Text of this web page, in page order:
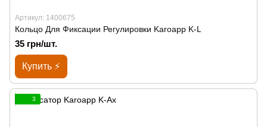
Артикул: 1400675
Кольцо Для Фиксации Регулировки Karoapp K-L
35 грн/шт.
Купить ⚡
3